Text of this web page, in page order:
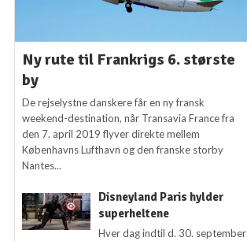
Ny rute til Frankrigs 6. største
by
De rejselystne danskere får en ny fransk
weekend-destination, når Transavia France fra
den 7. april 2019 flyver direkte mellem
Københavns Lufthavn og den franske storby
Nantes...
Disneyland Paris hylder
superheltene
Hver dag indtil d. 30. september